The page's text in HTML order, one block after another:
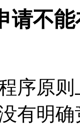
请不
序原
有明